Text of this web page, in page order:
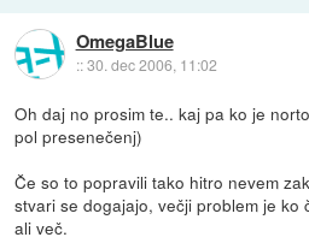
OmegaBlue
::30. dec 2006, 11:02
Oh daj no prosim te.. kaj pa ko je
pol presenečenj)
Če so to popravili tako hitro nevem
stvari se dogajajo, večji problem je ko
ali več.